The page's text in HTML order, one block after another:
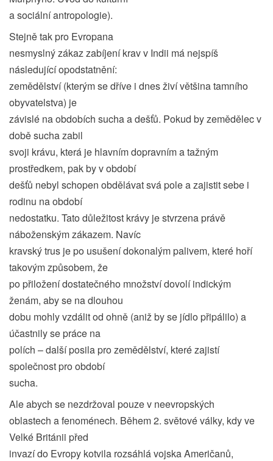
a sociální antropologie).
Stejně tak pro Evropana
nesmyslný zákaz zabíjení krav v Indii má nejspíš
následující opodstatnění:
zemědělství (kterým se dříve i dnes živí většina tamního
obyvatelstva) je
závislé na obdobích sucha a dešťů. Pokud by zemědělec v
době sucha zabil
svoji krávu, která je hlavním dopravním a tažným
prostředkem, pak by v období
dešťů nebyl schopen obdělávat svá pole a zajistit sebe i
rodinu na období
nedostatku. Tato důležitost krávy je stvrzena právě
náboženským zákazem. Navíc
kravský trus je po usušení dokonalým palivem, které hoří
takovým způsobem, že
po přiložení dostatečného množství dovolí indickým
ženám, aby se na dlouhou
dobu mohly vzdálit od ohně (aniž by se jídlo připálilo) a
účastnily se práce na
polích – další posila pro zemědělství, které zajistí
společnost pro období
sucha.
Ale abych se nezdržoval pouze v neevropských
oblastech a fenoménech. Během 2. světové války, kdy ve
Velké Británii před
invazí do Evropy kotvila rozsáhlá vojska Američanů,